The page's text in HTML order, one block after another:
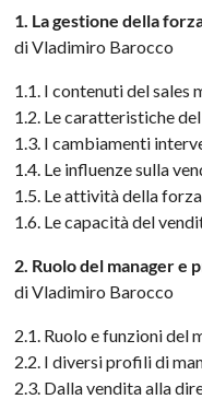
1. La gestione della
di Vladimiro Barocco
1.1. I contenuti del sales
1.2. Le caratteristiche
1.3. I cambiamenti
1.4. Le influenze sulla
1.5. Le attività della
1.6. Le capacità del
2. Ruolo del manager e
di Vladimiro Barocco
2.1. Ruolo e funzioni del
2.2. I diversi profili di
2.3. Dalla vendita alla